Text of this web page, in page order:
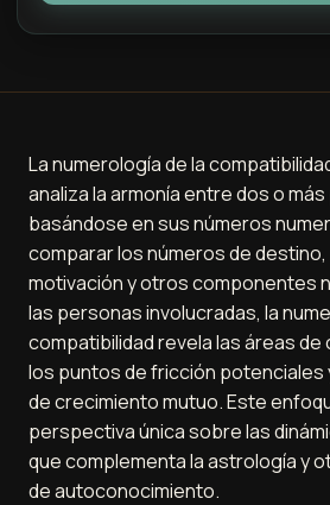
La numerología de la
analiza la armonía entre dos o
basándose en sus números
comparar los números de
motivación y otros componentes
las personas involucradas, la
compatibilidad revela las áreas de
los puntos de fricción potenciales
de crecimiento mutuo. Este
perspectiva única sobre las
que complementa la astrología y
de autoconocimiento.